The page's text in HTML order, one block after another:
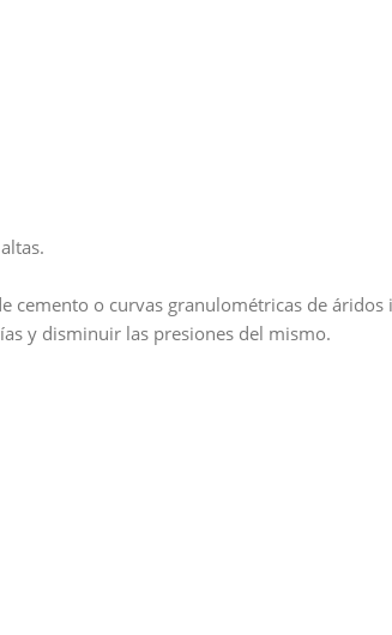
o curvas granulométricas de áridos
y disminuir las presiones del mismo.